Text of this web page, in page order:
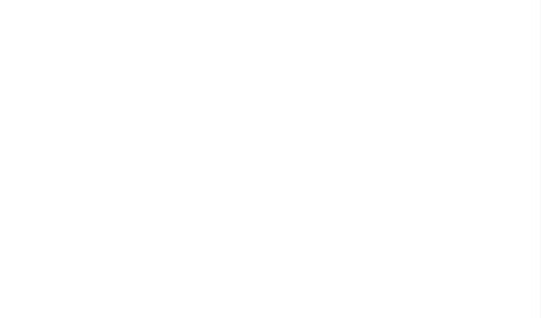
sarà richiesto di
del
sono i processi che
il 70% di risposte
svolte online, per
Regioni 2025, i risultati